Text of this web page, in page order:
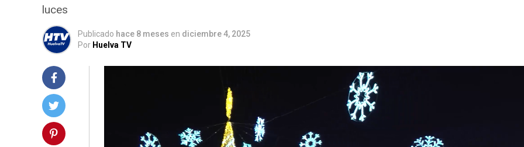
luces
Publicado hace 8 meses en diciembre 4, 2025
Por Huelva TV